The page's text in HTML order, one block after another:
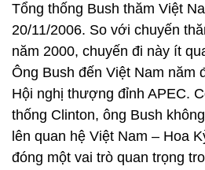
Tổng thống Bush thăm Việt
20/11/2006. So với chuyến
năm 2000, chuyến đi này ít
Ông Bush đến Việt Nam năm
Hội nghị thượng đỉnh APEC.
thống Clinton, ông Bush
lên quan hệ Việt Nam – Hoa
đóng một vai trò quan trọng